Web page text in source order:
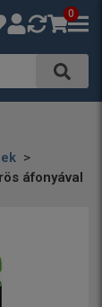
0
áfonyával